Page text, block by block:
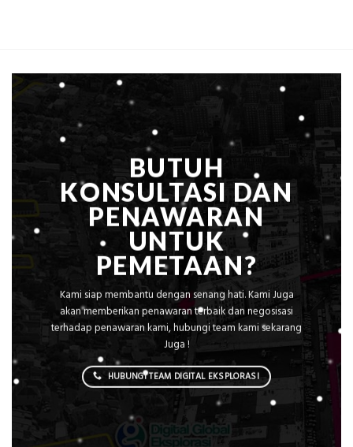
Sejuk
Tanpa
BUTUH
KONSULTASI DAN
PENAWARAN
UNTUK
PEMETAAN?
Kami siap membantu dengan senang hati. Kami Juga
akan memberikan penawaran terbaik dan negosisasi
terhadap penawaran kami, hubungi team kami sekarang
Juga !
HUBUNGI TEAM DIGITAL EKSPLORASI